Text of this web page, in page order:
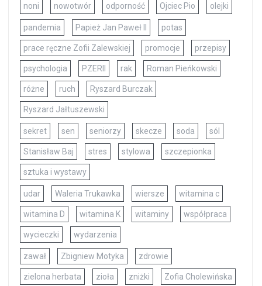
noni nowotwór odporność Ojciec Pio olejki
pandemia Papież Jan Paweł II potas
prace ręczne Zofii Zalewskiej promocje przepisy
psychologia PZERII rak Roman Pieńkowski
różne ruch Ryszard Burczak
Ryszard Jałtuszewski
sekret sen seniorzy skecze soda sól
Stanisław Baj stres stylowa szczepionka
sztuka i wystawy
udar Waleria Trukawka wiersze witamina c
witamina D witamina K witaminy współpraca
wycieczki wydarzenia
zawał Zbigniew Motyka zdrowie
zielona herbata zioła zniżki Zofia Cholewińska